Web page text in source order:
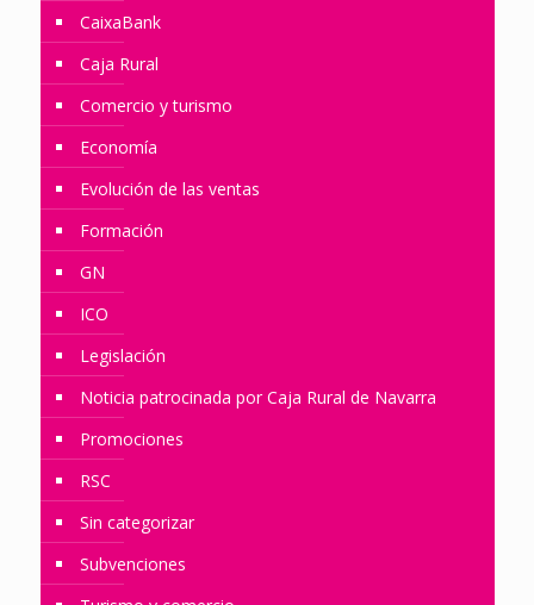
CaixaBank
Caja Rural
Comercio y turismo
Economía
Evolución de las ventas
Formación
GN
ICO
Legislación
Noticia patrocinada por Caja Rural de Navarra
Promociones
RSC
Sin categorizar
Subvenciones